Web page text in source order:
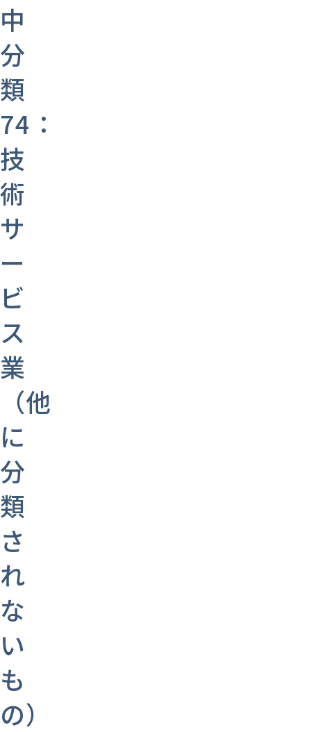
中
分
類
74：
技
術
サ
ー
ビ
ス
業
（他
に
分
類
さ
れ
な
い
も
の）